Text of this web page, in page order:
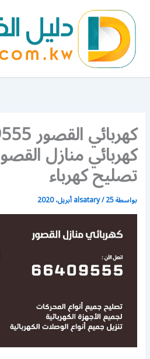
المحتوى
كهربائي منازل
تصليح كهرباء
بواسطة alsatary/25 أبريل، 2020